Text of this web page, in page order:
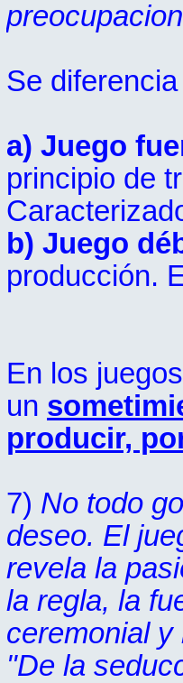
Se
a) Juego
principio de
b) Juego
producción.
En los
un
producir,
7) No todo
deseo. El
revela la
la regla, la
ceremonial
"De la